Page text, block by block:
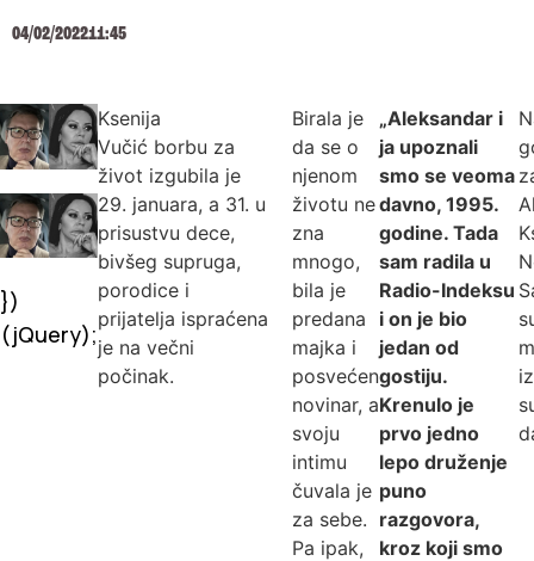
04/02/202211:45
})
(jQuery);
Ksenija
Vučić borbu za
život izgubila je
29. januara, a 31. u
prisustvu dece,
bivšeg supruga,
porodice i
prijatelja ispraćena
je na večni
počinak.
Birala je
da se o
njenom
životu ne
zna
mnogo,
bila je
predana
majka i
posvećen
novinar, a
svoju
intimu
čuvala je
za sebe.
Pa ipak,
„Aleksandar i
ja upoznali
smo se veoma
davno, 1995.
godine. Tada
sam radila u
Radio-Indeksu
i on je bio
jedan od
gostiju.
Krenulo je
prvo jedno
lepo druženje
puno
razgovora,
kroz koji smo